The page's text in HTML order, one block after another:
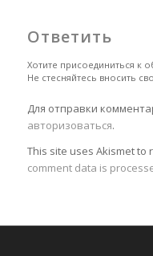
Ответить
Хотите присоединиться к
Не стесняйтесь вносить
Для отправки
авторизоваться.
This site uses Akismet to
comment data is